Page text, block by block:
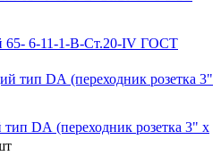
65- 6-11-1-B-Ст.20-IV ГОСТ
DА (переходник розетка 3" х